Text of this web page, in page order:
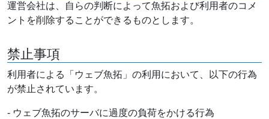
運営会社は、自らの判断によって魚拓および利用者のコメ
ントを削除することができるものとします。
禁止事項
利用者による「ウェブ魚拓」の利用において、以下の行為
が禁止されています。
- ウェブ魚拓のサーバに過度の負荷をかける行為